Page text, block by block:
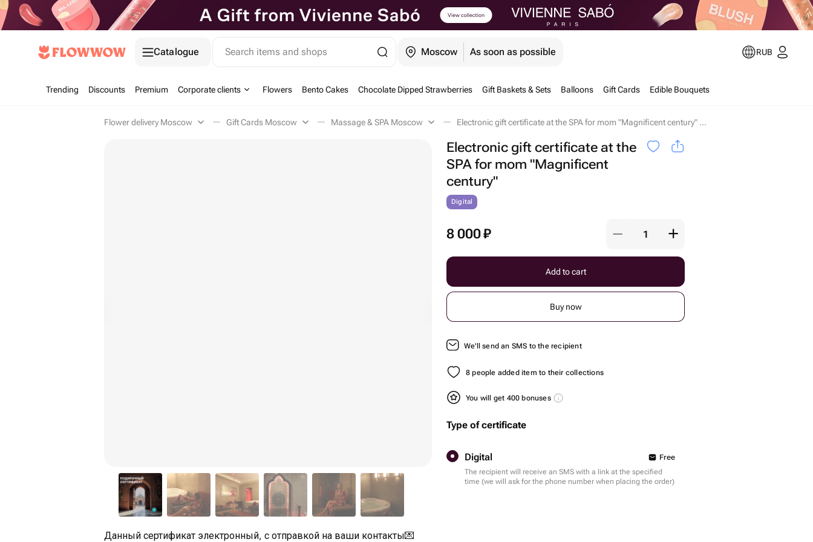
Catalogue Search items and shops Moscow As soon as possible RUB
Trending Discounts Premium Corporate clients Flowers Bento Cakes Chocolate Dipped Strawberries Gift Baskets & Sets Balloons Gift Cards Edible Bouquets
Flower delivery Moscow Gift Cards Moscow Massage & SPA Moscow Electronic gift certificate at the SPA for mom "Magnificent century" Moscow
Electronic gift certificate at the
SPA for mom "Magnificent
century"
Digital
8 000₽
Add to cart
Buy now
We'll send an SMS to the recipient
8 people added item to their collections
You will get 400 bonuses
Type of certificate
Digital
Free
The recipient will receive an SMS with a link at the specified
time (we will ask for the phone number when placing the order)
Данный сертификат электронный, с отправкой на ваши контакты💌